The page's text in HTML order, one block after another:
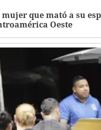
que mató a su
Oeste